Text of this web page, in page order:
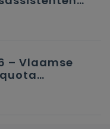
– Vlaamse